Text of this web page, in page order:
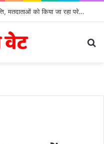
SIR के नोटिसों पर कांग्रेस ने जताई आपत्ति, मतदाताओं को किया जा रहा परेशान: बोले राष्ट्रीय प्रवक्ता आलोक शर्मा